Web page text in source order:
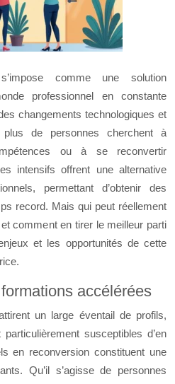
comme une solution
professionnel en constante
changements technologiques et
de personnes cherchent à
ou à se reconvertir
intensifs offrent une alternative
permettant d’obtenir des
record. Mais qui peut réellement
comment en tirer le meilleur parti
et les opportunités de cette
accélérées
un large éventail de profils,
susceptibles d’en
en reconversion constituent une
Qu’il s’agisse de personnes